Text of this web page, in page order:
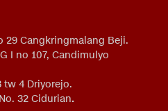
29 Cangkringmalang Beji.
I no 107, Candimulyo
tw 4 Driyorejo.
32 Cidurian.